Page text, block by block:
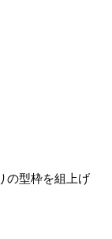
の型枠を組上げ